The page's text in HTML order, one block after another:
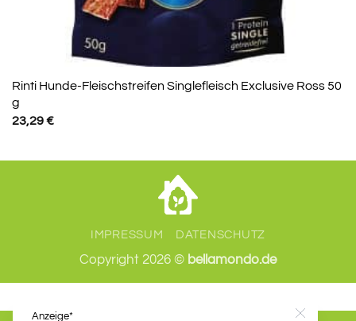
Rinti Hunde-Fleischstreifen Singlefleisch Exclusive Ross 50
g
23,29€
IMPRESSUM DATENSCHUTZ
Copyright 2026 © bellamondo.de
Anzeige*